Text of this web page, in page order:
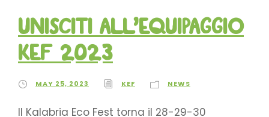
Unisciti all’equipaggio
KEF 2023
MAY 25, 2023 KEF NEWS
Il Kalabria Eco Fest torna il 28-29-30